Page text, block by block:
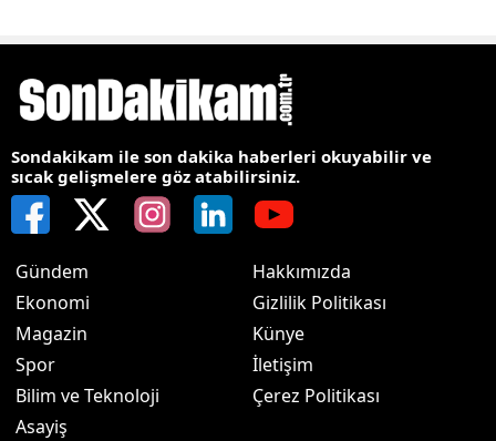
Sondakikam ile son dakika haberleri okuyabilir ve
sıcak gelişmelere göz atabilirsiniz.
Gündem
Ekonomi
Magazin
Spor
Bilim ve Teknoloji
Asayiş
Hakkımızda
Gizlilik Politikası
Künye
İletişim
Çerez Politikası